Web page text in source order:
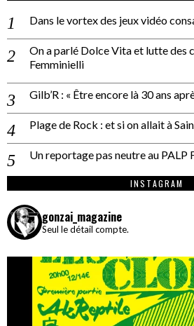
Dans le vortex des jeux vidéo
On a parlé Dolce Vita et lutte des
Femminielli
Gilb’R : « Être encore là 30 ans
Plage de Rock : et si on allait à
Un reportage pas neutre au PALP
INSTAGRAM
gonzai_magazine
Seul le détail compte.